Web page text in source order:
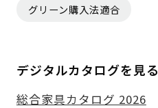
グリーン購入法適合
デジタルカタログを見る
総合家具カタログ 2026